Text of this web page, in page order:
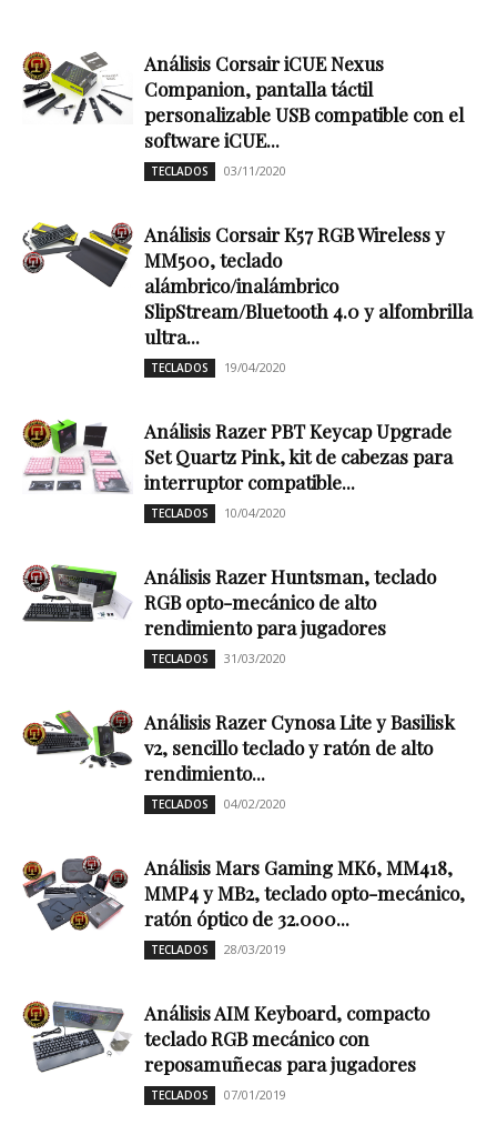
Análisis Corsair iCUE Nexus
Companion, pantalla táctil
personalizable USB compatible con el
software iCUE...
TECLADOS 03/11/2020
Análisis Corsair K57 RGB Wireless y
MM500, teclado
alámbrico/inalámbrico
SlipStream/Bluetooth 4.0 y alfombrilla
ultra...
TECLADOS 19/04/2020
Análisis Razer PBT Keycap Upgrade
Set Quartz Pink, kit de cabezas para
interruptor compatible...
TECLADOS 10/04/2020
Análisis Razer Huntsman, teclado
RGB opto-mecánico de alto
rendimiento para jugadores
TECLADOS 31/03/2020
Análisis Razer Cynosa Lite y Basilisk
v2, sencillo teclado y ratón de alto
rendimiento...
TECLADOS 04/02/2020
Análisis Mars Gaming MK6, MM418,
MMP4 y MB2, teclado opto-mecánico,
ratón óptico de 32.000...
TECLADOS 28/03/2019
Análisis AIM Keyboard, compacto
teclado RGB mecánico con
reposamuñecas para jugadores
TECLADOS 07/01/2019